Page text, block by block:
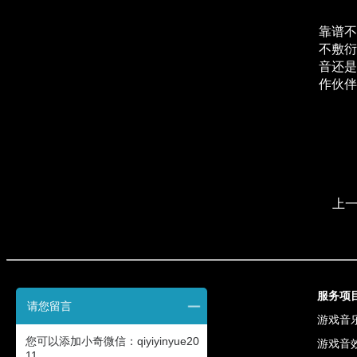
靠谱
不敷
音还
作伙
上
QQ: 3998464351
服务项
游戏音
游戏音
请您留言
您可以添加小奇微信：qiyiyinyue20